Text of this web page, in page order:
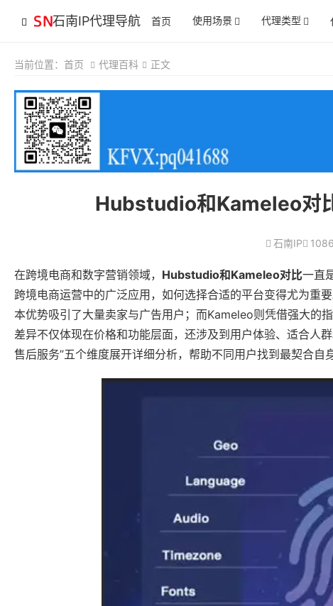
石南IP代理导航 首页 使用场景 代理类型
当前位置： 首页 代理百科 正文
Hubstudio和Kameleo对
石南IP 1086
在跨境电商和数字营销领域， Hubstudio和Kameleo对比一直
跨境电商运营中的广泛应用，如何选择合适的平台变得尤为
本优势吸引了大量卖家与广告用户；而Kameleo则凭借强大的
差异不仅体现在价格和功能层面，还涉及到用户体验、适合人
售后服务”五个维度展开详细分析，帮助不同用户找到最契合自